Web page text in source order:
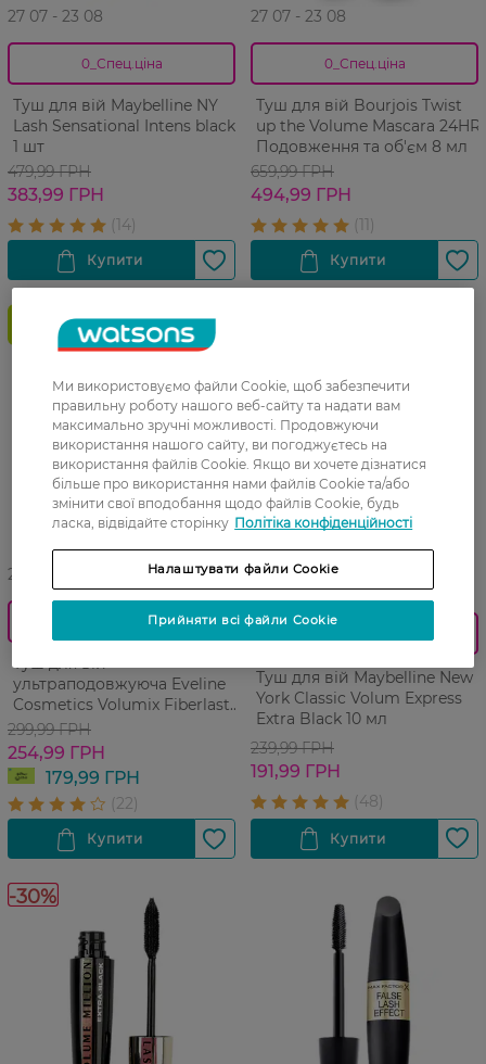
27 07 - 23 08
0_Спец.ціна
Туш для вій Maybelline NY
Lash Sensational Intens black
1 шт
479,99 ГРН
383,99 ГРН
27 07 - 23 08
0_Спец.ціна
Туш для вій Bourjois Twist
up the Volume Mascara 24HR
Подовження та об'єм 8 мл
659,99 ГРН
494,99 ГРН
27 07 - 23 08
Знижка 40% з карткою Watsons
Туш для вій
ультраподовжуюча Eveline
Cosmetics Volumix Fiberlast
Curl Up Mascara 9 мл
299,99 ГРН
254,99 ГРН
179,99 ГРН
27 07 - 23 08
Туш для вій Maybelline New
York Classic Volum Express
Extra Black 10 мл
239,99 ГРН
191,99 ГРН
-30%
Ми використовуємо файли Cookie, щоб забезпечити
правильну роботу нашого веб-сайту та надати вам
максимально зручні можливості. Продовжуючи
використання нашого сайту, ви погоджуєтесь на
використання файлів Cookie. Якщо ви хочете дізнатися
більше про використання нами файлів Cookie та/або
змінити свої вподобання щодо файлів Cookie, будь
ласка, відвідайте сторінку Політіка конфіденційності
Налаштувати файли Cookie
Прийняти всі файли Cookie